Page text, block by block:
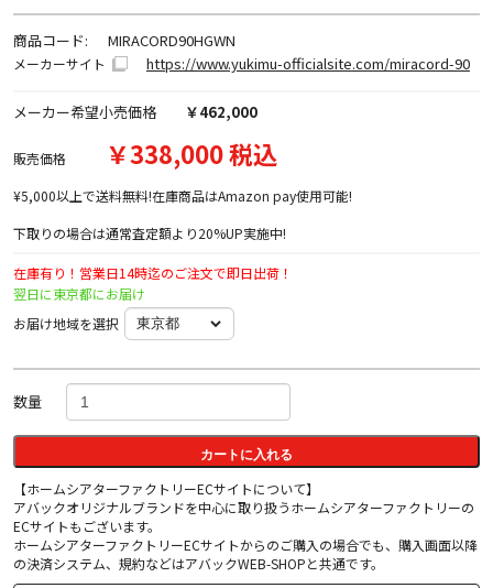
商品コード: MIRACORD90HGWN
メーカーサイト https://www.yukimu-officialsite.com/miracord-90
メーカー希望小売価格 ￥462,000
販売価格 ￥338,000 税込
¥5,000以上で送料無料!在庫商品はAmazon pay使用可能!
下取りの場合は通常査定額より20%UP実施中!
在庫有り！営業日14時迄のご注文で即日出荷！
翌日に東京都にお届け
お届け地域を選択
数量
カートに入れる
【ホームシアターファクトリーECサイトについて】
アバックオリジナルブランドを中心に取り扱うホームシアターファクトリーの
ECサイトもございます。
ホームシアターファクトリーECサイトからのご購入の場合でも、購入画面以降
の決済システム、規約などはアバックWEB-SHOPと共通です。